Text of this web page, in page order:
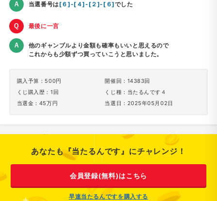
当選番号は[６]-[４]-[２]-[６]でした
最後に一言
他のギャンブルより金額も確率もいいと思えるので
これからも少額ずつ買っていこうと思いました。
購入予算：500円
くじ購入歴：1回
当選金：45万円
開催回：14383回
くじ種：当たるんです４
当選日：2025年05月02日
あなたも『当たるんです』にチャレンジ！
会員登録(無料)はこちら
早速当たるんですを購入する